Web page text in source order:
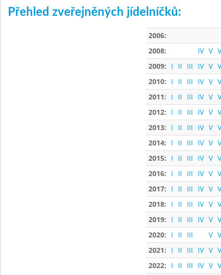
Přehled zveřejněných jídelníčků:
2006:
2008:
IV V
2009:
I II III IV V
2010:
I II III IV V
2011:
I II III IV V
2012:
I II III IV V
2013:
I II III IV V
2014:
I II III IV V
2015:
I II III IV V
2016:
I II III IV V
2017:
I II III IV V
2018:
I II III IV V
2019:
I II III IV V
2020:
I II III V
2021:
I II III IV V
2022:
I II III IV V